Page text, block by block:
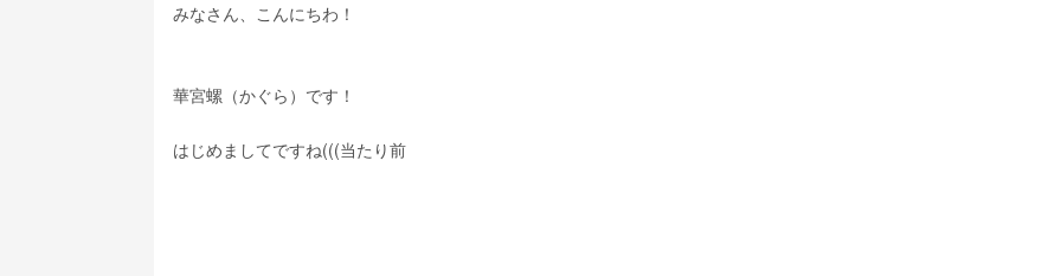
みなさん、こんにちわ！
華宮螺（かぐら）です！
はじめましてですね(((当たり前